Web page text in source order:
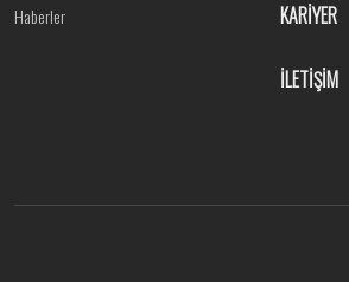
Haberler KARİYER
İLETİŞİM